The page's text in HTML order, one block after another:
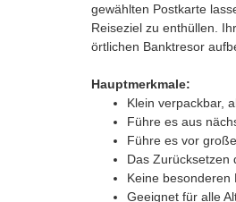
gewählten Postkarte
Reiseziel zu enthüllen.
örtlichen Banktresor
Hauptmerkmale:
Klein verpackbar,
Führe es aus
Führe es vor
Das Zurücksetzen
Keine besonderen
Geeignet für alle